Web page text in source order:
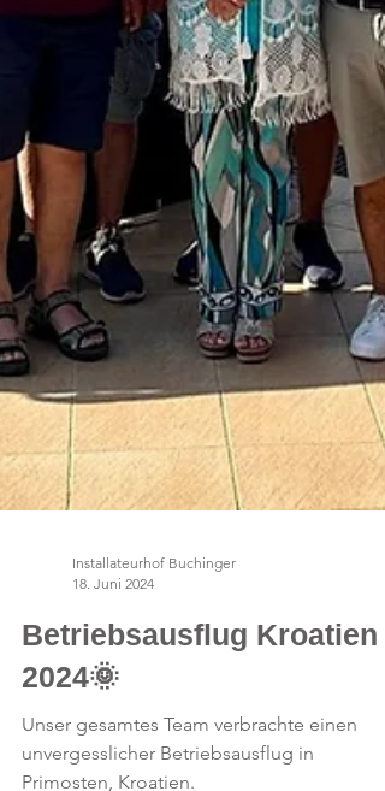
18. Juni 2024
Betriebsausflug Kroatien
2024🌞
Unser gesamtes Team verbrachte einen